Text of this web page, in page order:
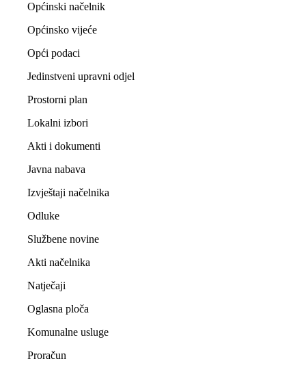
Općinski načelnik
Općinsko vijeće
Opći podaci
Jedinstveni upravni odjel
Prostorni plan
Lokalni izbori
Akti i dokumenti
Javna nabava
Izvještaji načelnika
Odluke
Službene novine
Akti načelnika
Natječaji
Oglasna ploča
Komunalne usluge
Proračun